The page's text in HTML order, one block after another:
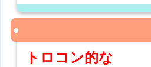
トロコン的な